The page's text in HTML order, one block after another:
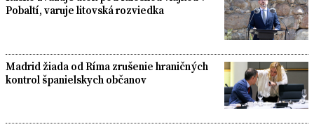
Pobaltí, varuje litovská rozviedka
Madrid žiada od Ríma zrušenie hraničných
kontrol španielskych občanov